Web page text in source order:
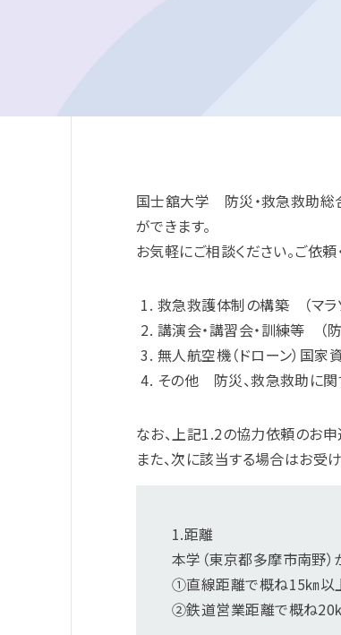
国士舘大学 防災・救急救助総
ができます。
お気軽にご相談ください。ご依
救急救護体制の構築 （マラ
講演会・講習会・訓練等 （防
無人航空機（ドローン）国家
その他 防災、救急救助に関
なお、上記1.2の協力依頼のお
また、次に該当する場合はお受
1.距離
本学（東京都多摩市南野
①直線距離で概ね15㎞以
②鉄道営業距離で概ね20